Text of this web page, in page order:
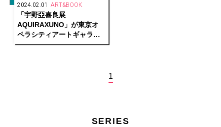
2024.02.01 ART&BOOK
「宇野亞喜良展
AQUIRAXUNO」が東京オ
ペラシティアートギャラリ
ーにて開催決定
1
SERIES